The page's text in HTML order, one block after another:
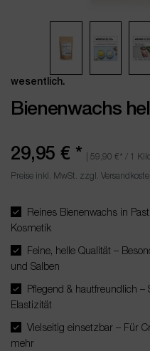
wesentlich.
Bienenwachs hell
29,95 € * 59,90 € * / 1
Preise inkl. MwSt. zzgl.
Reines Bienenwachs in
Kosmetik
Feine, helle Qualität –
und Salben
Pflegend & hautfreundlich
Elastizität
Vielseitig einsetzbar – Für
mehr